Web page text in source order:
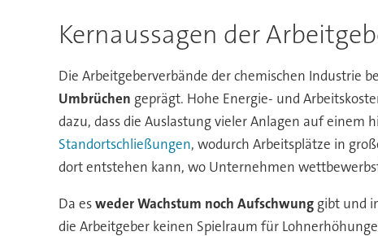
Kernaussagen der
Die Arbeitgeberverbände der chemischen Industrie
Umbrüchen geprägt. Hohe Energie- und
dazu, dass die Auslastung vieler Anlagen auf einem
Standortschließungen, wodurch Arbeitsplätze in
dort entstehen kann, wo Unternehmen
Da esweder Wachstum noch Aufschwunggibt und
die Arbeitgeber keinen Spielraum für